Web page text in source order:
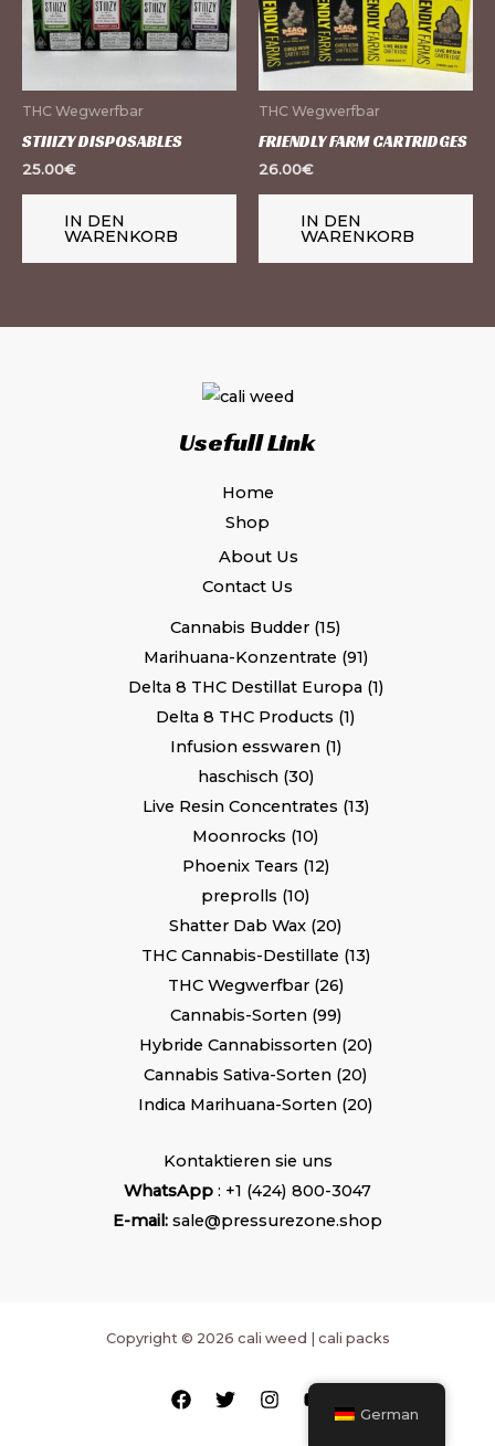
THC Wegwerfbar
STIIIZY DISPOSABLES
25.00€
IN DEN
WARENKORB
THC Wegwerfbar
FRIENDLY FARM CARTRIDGES
26.00€
IN DEN
WARENKORB
Usefull Link
Home
Shop
About Us
Contact Us
Cannabis Budder 15
Marihuana-Konzentrate 91
Delta 8 THC Destillat Europa 1
Delta 8 THC Products 1
Infusion esswaren 1
haschisch 30
Live Resin Concentrates 13
Moonrocks 10
Phoenix Tears 12
preprolls 10
Shatter Dab Wax 20
THC Cannabis-Destillate 13
THC Wegwerfbar 26
Cannabis-Sorten 99
Hybride Cannabissorten 20
Cannabis Sativa-Sorten 20
Indica Marihuana-Sorten 20
Kontaktieren sie uns
WhatsApp : +1 (424) 800-3047
E-mail: sale@pressurezone.shop
Copyright © 2026 cali weed | cali packs
German